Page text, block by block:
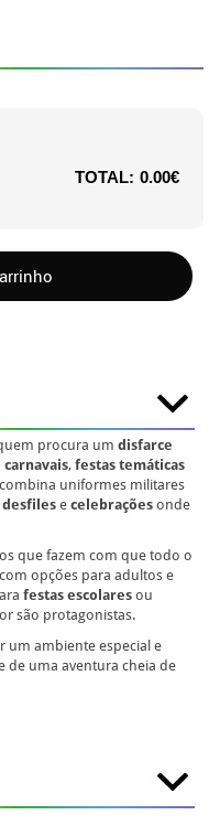
TOTAL: 0.00€
procura umdisfarce
carnavais,festas temáticas
uniformes militares
desfiles ecelebrações onde
que fazem com que todo o
opções para adultos e
festas escolares ou
são protagonistas.
um ambiente especial e
de uma aventura cheia de